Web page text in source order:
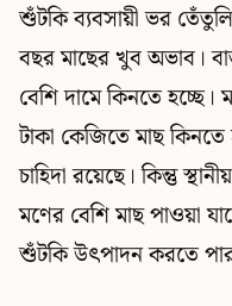
শুঁটকি ব্যবসায়ী ভর
বছর মাছের খুব অভাব।
বেশি দামে কিনতে
টাকা কেজিতে মাছ
চাহিদা রয়েছে। কিন্তু
মণের বেশি মাছ পাওয়া
শুঁটকি উৎপাদন করতে